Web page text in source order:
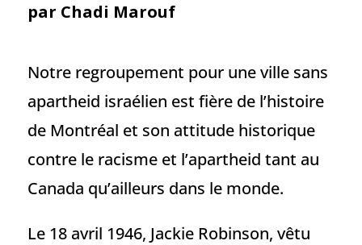
par Chadi Marouf
Notre regroupement pour une ville sans
apartheid israélien est fière de l’histoire
de Montréal et son attitude historique
contre le racisme et l’apartheid tant au
Canada qu’ailleurs dans le monde.
Le 18 avril 1946, Jackie Robinson, vêtu